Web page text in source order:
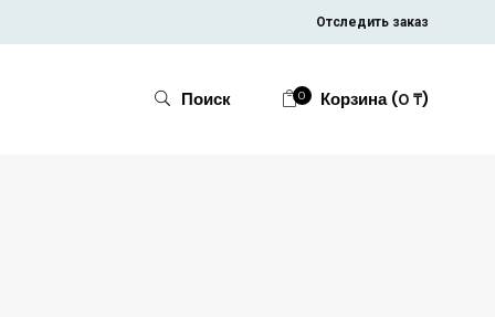
Отследить заказ
Поиск 0 Корзина (0 ₸)